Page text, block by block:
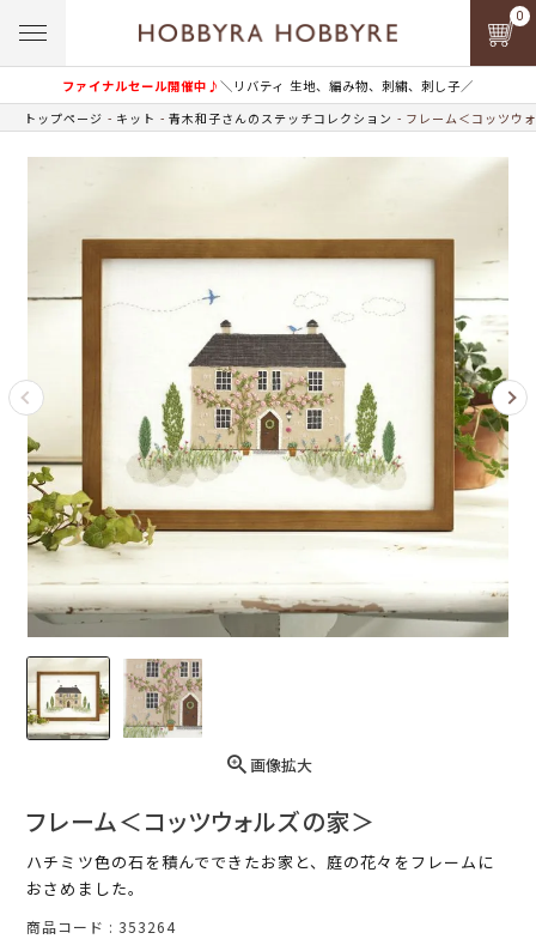
ファイナルセール開催中♪＼リバティ 生地、編み物、刺繍、刺し子／
0
トップページ キット 青木和子さんのステッチコレクション フレーム＜コッツウ
画像拡大
フレーム＜コッツウォルズの家＞
ハチミツ色の石を積んでできたお家と、庭の花々をフレームに
おさめました。
商品コード 353264